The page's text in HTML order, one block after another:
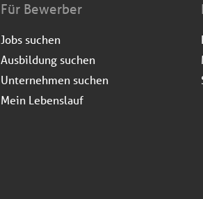
Für Bewerber
Jobs suchen
Ausbildung suchen
Unternehmen suchen
Mein Lebenslauf